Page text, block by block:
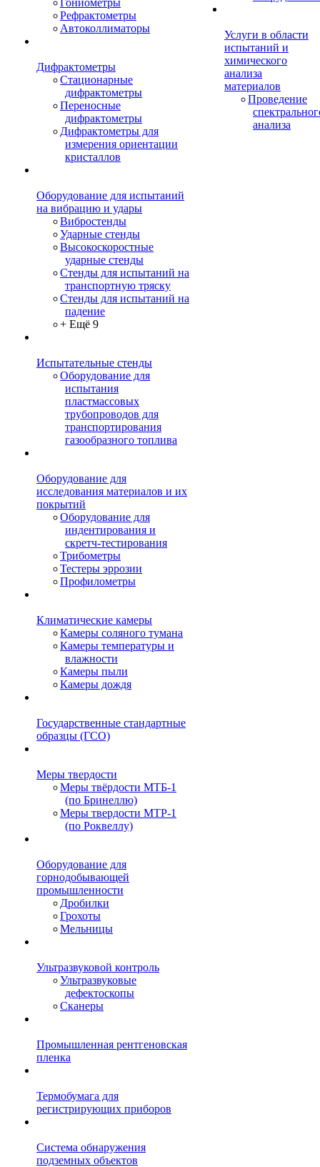
Гониометры
Рефрактометры
Автоколлиматоры
Дифрактометры
Стационарные
дифрактометры
Переносные
дифрактометры
Дифрактометры для
измерения ориентации
кристаллов
Оборудование для испытаний
на вибрацию и удары
Вибростенды
Ударные стенды
Высокоскоростные
ударные стенды
Стенды для испытаний на
транспортную тряску
Стенды для испытаний на
падение
+ Ещё 9
Испытательные стенды
Оборудование для
испытания
пластмассовых
трубопроводов для
транспортирования
газообразного топлива
Оборудование для
исследования материалов и их
покрытий
Оборудование для
индентирования и
скретч-тестирования
Трибометры
Тестеры эррозии
Профилометры
Климатические камеры
Камеры соляного тумана
Камеры температуры и
влажности
Камеры пыли
Камеры дождя
Государственные стандартные
образцы (ГСО)
Меры твердости
Меры твёрдости МТБ-1
(по Бринеллю)
Меры твердости МТР-1
(по Роквеллу)
Оборудование для
горнодобывающей
промышленности
Дробилки
Грохоты
Мельницы
Ультразвуковой контроль
Ультразвуковые
дефектоскопы
Сканеры
Промышленная рентгеновская
пленка
Термобумага для
регистрирующих приборов
Система обнаружения
подземных объектов
Услуги в области
испытаний и
химического
анализа
материалов
Проведение
анализа